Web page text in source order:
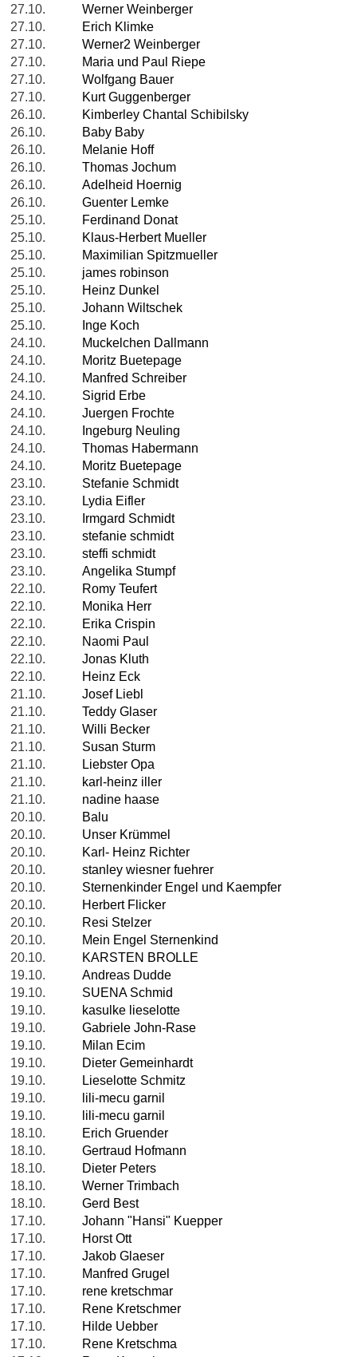
27.10.
Werner Weinberger
27.10.
Erich Klimke
27.10.
Werner2 Weinberger
27.10.
Maria und Paul Riepe
27.10.
Wolfgang Bauer
27.10.
Kurt Guggenberger
26.10.
Kimberley Chantal Schibilsky
26.10.
Baby Baby
26.10.
Melanie Hoff
26.10.
Thomas Jochum
26.10.
Adelheid Hoernig
26.10.
Guenter Lemke
25.10.
Ferdinand Donat
25.10.
Klaus-Herbert Mueller
25.10.
Maximilian Spitzmueller
25.10.
james robinson
25.10.
Heinz Dunkel
25.10.
Johann Wiltschek
25.10.
Inge Koch
24.10.
Muckelchen Dallmann
24.10.
Moritz Buetepage
24.10.
Manfred Schreiber
24.10.
Sigrid Erbe
24.10.
Juergen Frochte
24.10.
Ingeburg Neuling
24.10.
Thomas Habermann
24.10.
Moritz Buetepage
23.10.
Stefanie Schmidt
23.10.
Lydia Eifler
23.10.
Irmgard Schmidt
23.10.
stefanie schmidt
23.10.
steffi schmidt
23.10.
Angelika Stumpf
22.10.
Romy Teufert
22.10.
Monika Herr
22.10.
Erika Crispin
22.10.
Naomi Paul
22.10.
Jonas Kluth
22.10.
Heinz Eck
21.10.
Josef Liebl
21.10.
Teddy Glaser
21.10.
Willi Becker
21.10.
Susan Sturm
21.10.
Liebster Opa
21.10.
karl-heinz iller
21.10.
nadine haase
20.10.
Balu
20.10.
Unser Krümmel
20.10.
Karl- Heinz Richter
20.10.
stanley wiesner fuehrer
20.10.
Sternenkinder Engel und Kaempfer
20.10.
Herbert Flicker
20.10.
Resi Stelzer
20.10.
Mein Engel Sternenkind
20.10.
KARSTEN BROLLE
19.10.
Andreas Dudde
19.10.
SUENA Schmid
19.10.
kasulke lieselotte
19.10.
Gabriele John-Rase
19.10.
Milan Ecim
19.10.
Dieter Gemeinhardt
19.10.
Lieselotte Schmitz
19.10.
lili-mecu garnil
19.10.
lili-mecu garnil
18.10.
Erich Gruender
18.10.
Gertraud Hofmann
18.10.
Dieter Peters
18.10.
Werner Trimbach
18.10.
Gerd Best
17.10.
Johann "Hansi" Kuepper
17.10.
Horst Ott
17.10.
Jakob Glaeser
17.10.
Manfred Grugel
17.10.
rene kretschmar
17.10.
Rene Kretschmer
17.10.
Hilde Uebber
17.10.
Rene Kretschma